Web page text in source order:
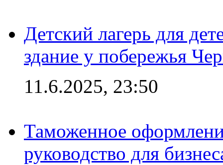
Детский лагерь для
здание у побережья
11.6.2025, 23:50
Таможенное
руководство для